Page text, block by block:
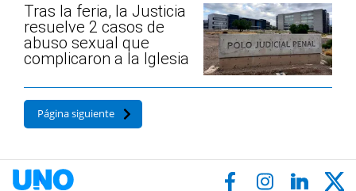
Tras la feria, la Justicia
resuelve 2 casos de
abuso sexual que
complicaron a la Iglesia
Página siguiente